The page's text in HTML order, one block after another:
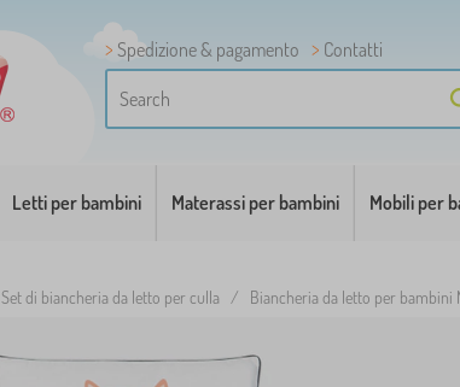
Spedizione & pagamento
Contatti
Letti per bambini Materassi per bambini Mobili per
Set di biancheria da letto per culla / Biancheria da letto per bambini